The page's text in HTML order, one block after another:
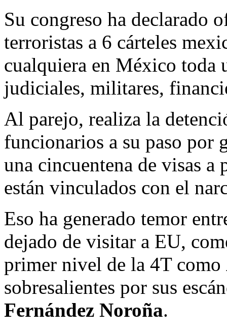
Su congreso ha declarado
terroristas a 6 cárteles
cualquiera en México toda
judiciales, militares,
Al parejo, realiza la
funcionarios a su paso por
una cincuentena de visas a
están vinculados con el
Eso ha generado temor
dejado de visitar a EU,
primer nivel de la 4T como
sobresalientes por sus
Fernández Noroña.